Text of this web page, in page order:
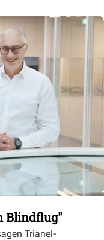
Blindflug"
Trianel-